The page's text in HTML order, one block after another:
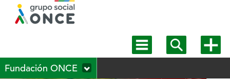
Mostrar
menú
Mostrar
buscadormás
Fundación ONCE